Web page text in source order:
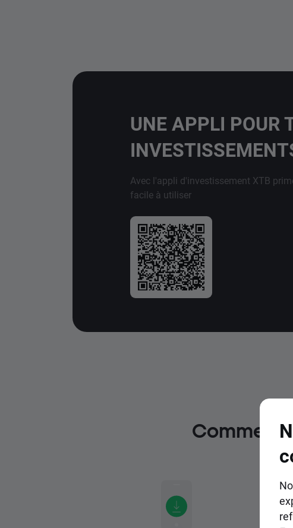
UNE APPLI POUR
Avec l'appli d'investissement XTB
facile à utiliser
Comment